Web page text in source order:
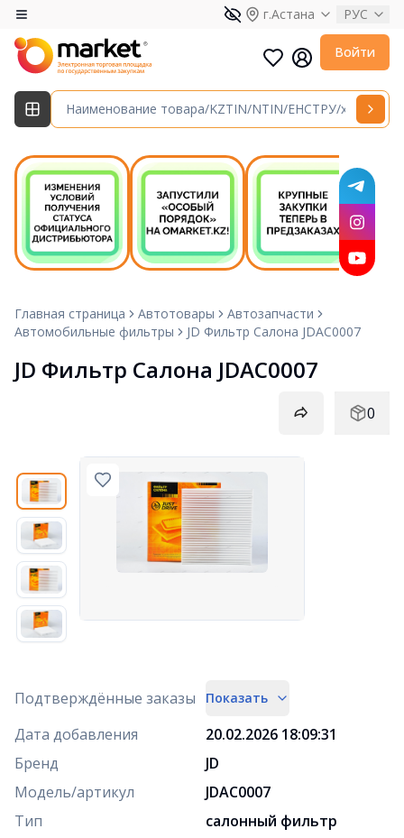
г.Астана РУС
Войти
Главная страница Автотовары
Автозапчасти
Автомобильные фильтры
JD Фильтр Салона JDAC0007
JD Фильтр Салона JDAC0007
0
Подтверждённые заказы Показать
Дата добавления
20.02.2026 18:09:31
Бренд
JD
Модель/артикул
JDAC0007
Тип
салонный фильтр